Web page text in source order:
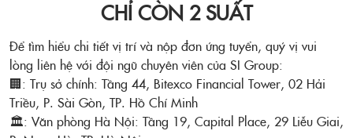
CHỈ CÒN 2 SUẤT
Để tìm hiểu chi tiết vị trí và nộp đơn ứng tuyển, quý vị vui
lòng liên hệ với đội ngũ chuyên viên của SI Group:
🏢: Trụ sở chính: Tầng 44, Bitexco Financial Tower, 02 Hải
Triều, P. Sài Gòn, TP. Hồ Chí Minh
🏛️: Văn phòng Hà Nội: Tầng 19, Capital Place, 29 Liễu Giai,